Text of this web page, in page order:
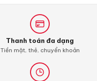
Thanh toán đa dạng
Tiền mặt, thẻ, chuyển khoản